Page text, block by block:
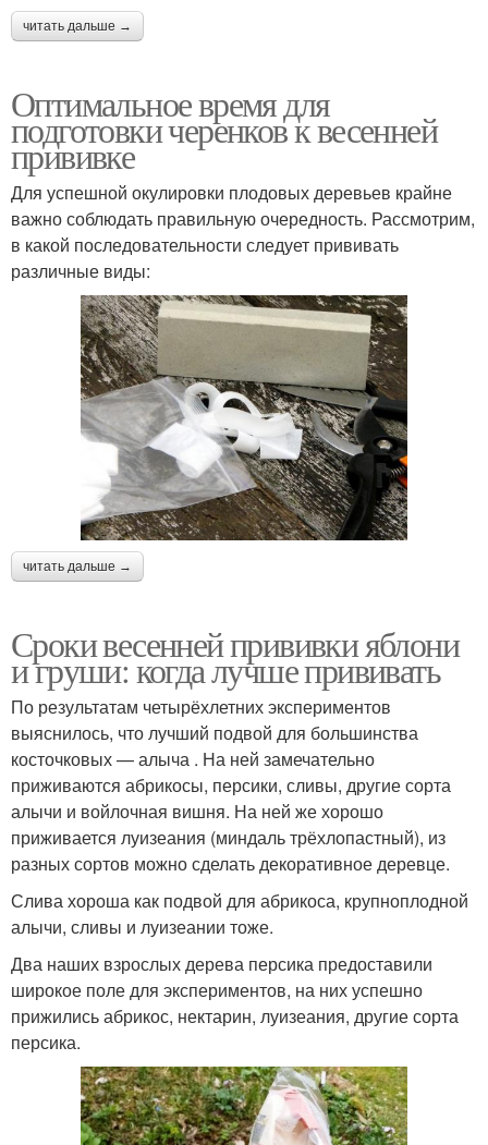
читать дальше →
Оптимальное время для
подготовки черенков к весенней
прививке
Для успешной окулировки плодовых деревьев крайне
важно соблюдать правильную очередность. Рассмотрим,
в какой последовательности следует прививать
различные виды:
читать дальше →
Сроки весенней прививки яблони
и груши: когда лучше прививать
По результатам четырёхлетних экспериментов
выяснилось, что лучший подвой для большинства
косточковых — алыча . На ней замечательно
приживаются абрикосы, персики, сливы, другие сорта
алычи и войлочная вишня. На ней же хорошо
приживается луизеания (миндаль трёхлопастный), из
разных сортов можно сделать декоративное деревце.
Слива хороша как подвой для абрикоса, крупноплодной
алычи, сливы и луизеании тоже.
Два наших взрослых дерева персика предоставили
широкое поле для экспериментов, на них успешно
прижились абрикос, нектарин, луизеания, другие сорта
персика.